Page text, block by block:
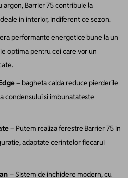
Barrier 75 contribuie la
in interior, indiferent de sezon.
performante energetice bune la un
optima pentru cei care vor un
– bagheta calda reduce pierderile
condensului si imbunatateste
– Putem realiza ferestre Barrier 75 in
adaptate cerintelor fiecarui
– Sistem de inchidere modern, cu